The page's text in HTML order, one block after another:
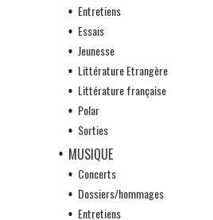
Entretiens
Essais
Jeunesse
Littérature Etrangère
Littérature française
Polar
Sorties
MUSIQUE
Concerts
Dossiers/hommages
Entretiens